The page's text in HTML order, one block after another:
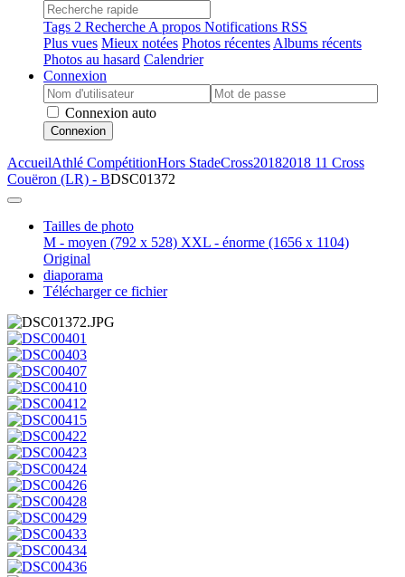
Tags 2 Recherche A propos Notifications RSS
Plus vues Mieux notées Photos récentes Albums récents
Photos au hasard Calendrier
Connexion
Connexion auto
Connexion
AccueilAthlé CompétitionHors StadeCross20182018 11 Cross
Couëron (LR) - BDSC01372
Tailles de photo
M - moyen (792 x 528) XXL - énorme (1656 x 1104)
Original
diaporama
Télécharger ce fichier